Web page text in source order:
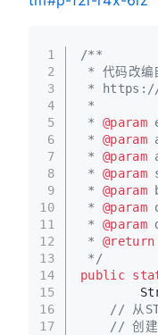
1
2
3
4
5
6
7
8
9
10
11
12
13
14
15
16
17
/**
* 代码改编
* https://
*
* @param
* @param
* @param
* @param
* @param
* @param
* @param
* @return
*/
public
// 从
// 创建